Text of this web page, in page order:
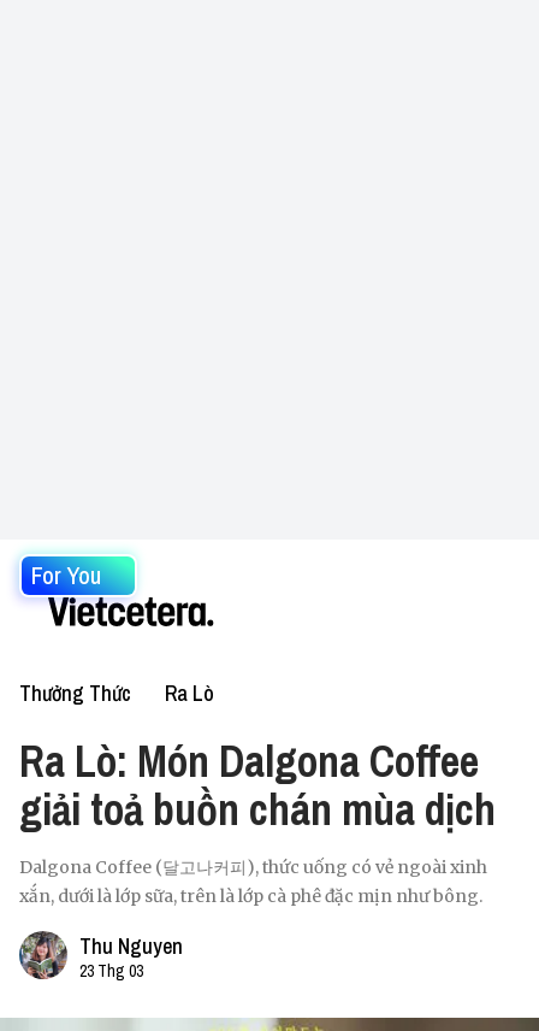
For You
Thưởng Thức Ra Lò
Ra Lò: Món Dalgona Coffee
giải toả buồn chán mùa dịch
Dalgona Coffee (달고나커피), thức uống có vẻ ngoài xinh
xắn, dưới là lớp sữa, trên là lớp cà phê đặc mịn như bông.
Thu Nguyen
23 Thg 03